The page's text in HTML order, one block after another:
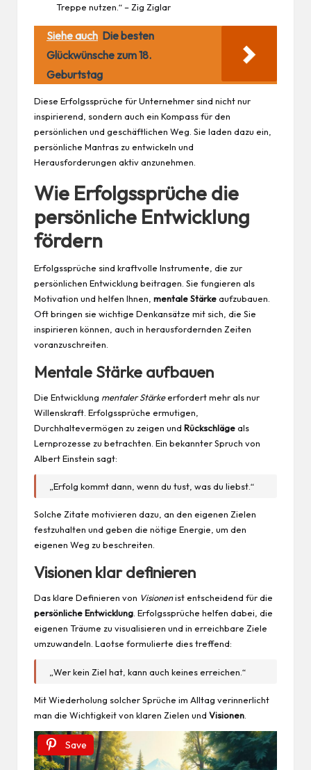
Treppe nutzen.“ – Zig Ziglar
Siehe auch Die besten
Glückwünsche zum 18.
Geburtstag
Diese Erfolgssprüche für Unternehmer sind nicht nur
inspirierend, sondern auch ein Kompass für den
persönlichen und geschäftlichen Weg. Sie laden dazu ein,
persönliche Mantras zu entwickeln und
Herausforderungen aktiv anzunehmen.
Wie Erfolgssprüche die
persönliche Entwicklung
fördern
Erfolgssprüche sind kraftvolle Instrumente, die zur
persönlichen Entwicklung beitragen. Sie fungieren als
Motivation und helfen Ihnen, mentale Stärkeaufzubauen.
Oft bringen sie wichtige Denkansätze mit sich, die Sie
inspirieren können, auch in herausfordernden Zeiten
voranzuschreiten.
Mentale Stärke aufbauen
Die Entwicklung mentaler Stärkeerfordert mehr als nur
Willenskraft. Erfolgssprüche ermutigen,
Durchhaltevermögen zu zeigen und Rückschlägeals
Lernprozesse zu betrachten. Ein bekannter Spruch von
Albert Einstein sagt:
„Erfolg kommt dann, wenn du tust, was du liebst.“
Solche Zitate motivieren dazu, an den eigenen Zielen
festzuhalten und geben die nötige Energie, um den
eigenen Weg zu beschreiten.
Visionen klar definieren
Das klare Definieren von Visionenist entscheidend für die
persönliche Entwicklung. Erfolgssprüche helfen dabei, die
eigenen Träume zu visualisieren und in erreichbare Ziele
umzuwandeln. Laotse formulierte dies treffend:
„Wer kein Ziel hat, kann auch keines erreichen.“
Mit Wiederholung solcher Sprüche im Alltag verinnerlicht
man die Wichtigkeit von klaren Zielen und Visionen
Save